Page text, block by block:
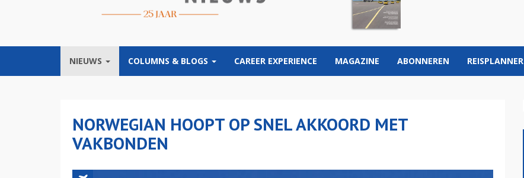
NIEUWS COLUMNS & BLOGS CAREER EXPERIENCE MAGAZINE ABONNEREN REISPLANNER
NORWEGIAN HOOPT OP SNEL AKKOORD MET
VAKBONDEN